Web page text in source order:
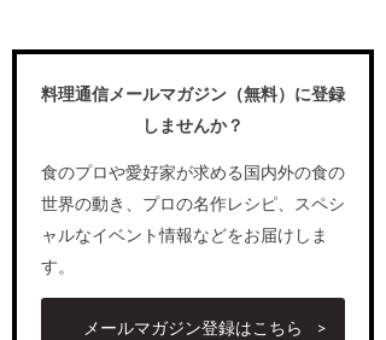
料理通信メールマガジン（無料）に登録
しませんか？
食のプロや愛好家が求める国内外の食の
世界の動き、プロの名作レシピ、スペシ
ャルなイベント情報などをお届けしま
す。
メールマガジン登録はこちら